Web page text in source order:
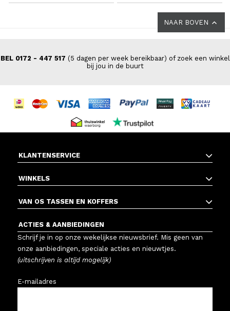
NAAR BOVEN
BEL 0172 - 447 517 (5 dagen per week bereikbaar) of zoek een winkel
bij jou in de buurt
KLANTENSERVICE
WINKELS
VAN OS TASSEN EN KOFFERS
ACTIES & AANBIEDINGEN
Schrijf je in op onze wekelijkse nieuwsbrief. Mis geen van
onze aanbiedingen, speciale acties en nieuwtjes.
(uitschrijven is altijd mogelijk)
E-mailadres